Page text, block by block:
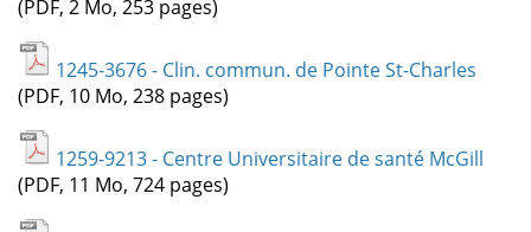
(PDF, 2 Mo, 253 pages)
1245-3676 - Clin. commun. de Pointe St-Charles
(PDF, 10 Mo, 238 pages)
1259-9213 - Centre Universitaire de santé McGill
(PDF, 11 Mo, 724 pages)